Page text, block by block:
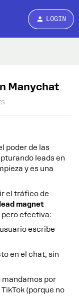
LOGIN
Manychat
poder de las
leads en
y es una
el tráfico de
lead magnet
pero efectiva:
escribe
en el chat, sin
mandamos por
(porque no